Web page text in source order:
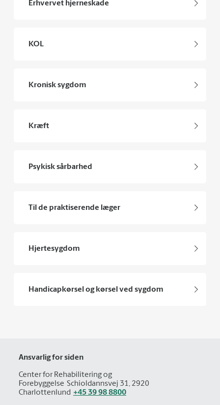
Erhvervet hjerneskade
KOL
Kronisk sygdom
Kræft
Psykisk sårbarhed
Til de praktiserende læger
Hjertesygdom
Handicapkørsel og kørsel ved sygdom
Ansvarlig for siden
Center for Rehabilitering og
Forebyggelse Schioldannsvej 31, 2920
Charlottenlund +45 39 98 8800